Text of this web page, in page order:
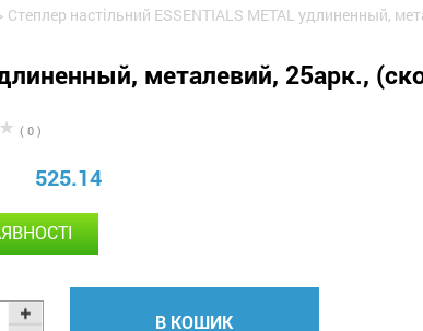
Степлер настільний ESSENTIALS METAL удлиненный,
металевий, 25арк.,
( 0 )
525.14
В КОШИК